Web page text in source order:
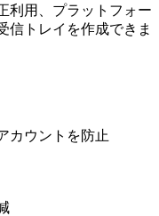
利用、プラットフォー
信トレイを作成できま
カウントを防止